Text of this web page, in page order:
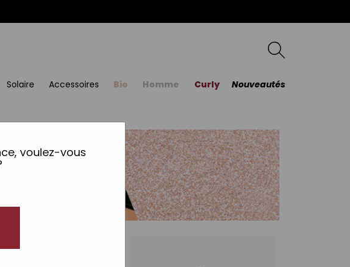
voulez-vous
Solaire Accessoires Bio Homme Curly Nouveautés